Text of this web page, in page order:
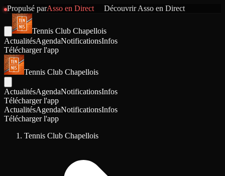
Propulsé parAsso en Direct DécouvrirAsso en Direct
Tennis Club Chapellois
ActualitésAgendaNotificationsInfos
Télécharger l'app
Tennis Club Chapellois
ActualitésAgendaNotificationsInfos
Télécharger l'app
ActualitésAgendaNotificationsInfos
Télécharger l'app
Tennis Club Chapellois